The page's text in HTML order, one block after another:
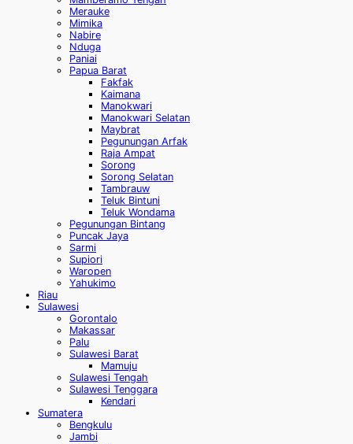
Merauke
Mimika
Nabire
Nduga
Paniai
Papua Barat
Fakfak
Kaimana
Manokwari
Manokwari Selatan
Maybrat
Pegunungan Arfak
Raja Ampat
Sorong
Sorong Selatan
Tambrauw
Teluk Bintuni
Teluk Wondama
Pegunungan Bintang
Puncak Jaya
Sarmi
Supiori
Waropen
Yahukimo
Riau
Sulawesi
Gorontalo
Makassar
Palu
Sulawesi Barat
Mamuju
Sulawesi Tengah
Sulawesi Tenggara
Kendari
Sumatera
Bengkulu
Jambi